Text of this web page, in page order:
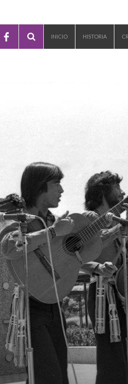
INICIO HISTORIA